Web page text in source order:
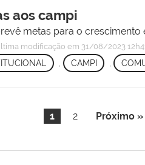
aos campi
metas para o crescimento
modificação em 31/08/2023
CAMPI ,
1 2 Próximo »